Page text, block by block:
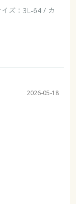
ズ：3L-64 / カ
2026-05-18